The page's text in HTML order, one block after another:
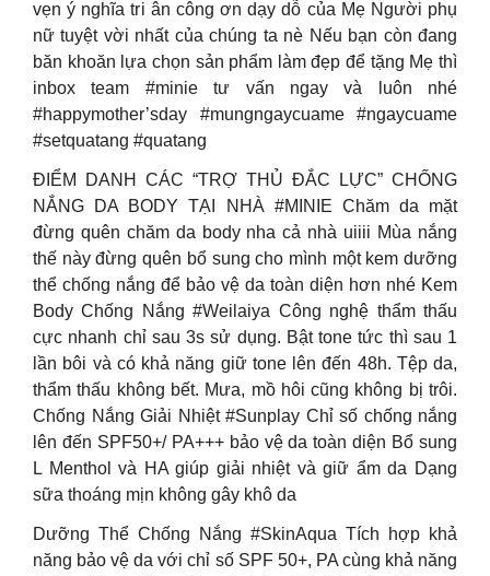
vẹn ý nghĩa tri ân công ơn dạy dỗ của Mẹ Người phụ
nữ tuyệt vời nhất của chúng ta nè Nếu bạn còn đang
băn khoăn lựa chọn sản phẩm làm đẹp để tặng Mẹ thì
inbox team #minie tư vấn ngay và luôn nhé
#happymother’sday #mungngaycuame #ngaycuame
#setquatang #quatang
ĐIỂM DANH CÁC “TRỢ THỦ ĐẮC LỰC” CHỐNG
NẮNG DA BODY TẠI NHÀ #MINIE Chăm da mặt
đừng quên chăm da body nha cả nhà uiiii Mùa nắng
thế này đừng quên bổ sung cho mình một kem dưỡng
thể chống nắng để bảo vệ da toàn diện hơn nhé Kem
Body Chống Nắng #Weilaiya Công nghệ thẩm thấu
cực nhanh chỉ sau 3s sử dụng. Bật tone tức thì sau 1
lần bôi và có khả năng giữ tone lên đến 48h. Tệp da,
thẩm thấu không bết. Mưa, mồ hôi cũng không bị trôi.
Chống Nắng Giải Nhiệt #Sunplay Chỉ số chống nắng
lên đến SPF50+/ PA+++ bảo vệ da toàn diện Bổ sung
L Menthol và HA giúp giải nhiệt và giữ ẩm da Dạng
sữa thoáng mịn không gây khô da
Dưỡng Thể Chống Nắng #SkinAqua Tích hợp khả
năng bảo vệ da với chỉ số SPF 50+, PA cùng khả năng